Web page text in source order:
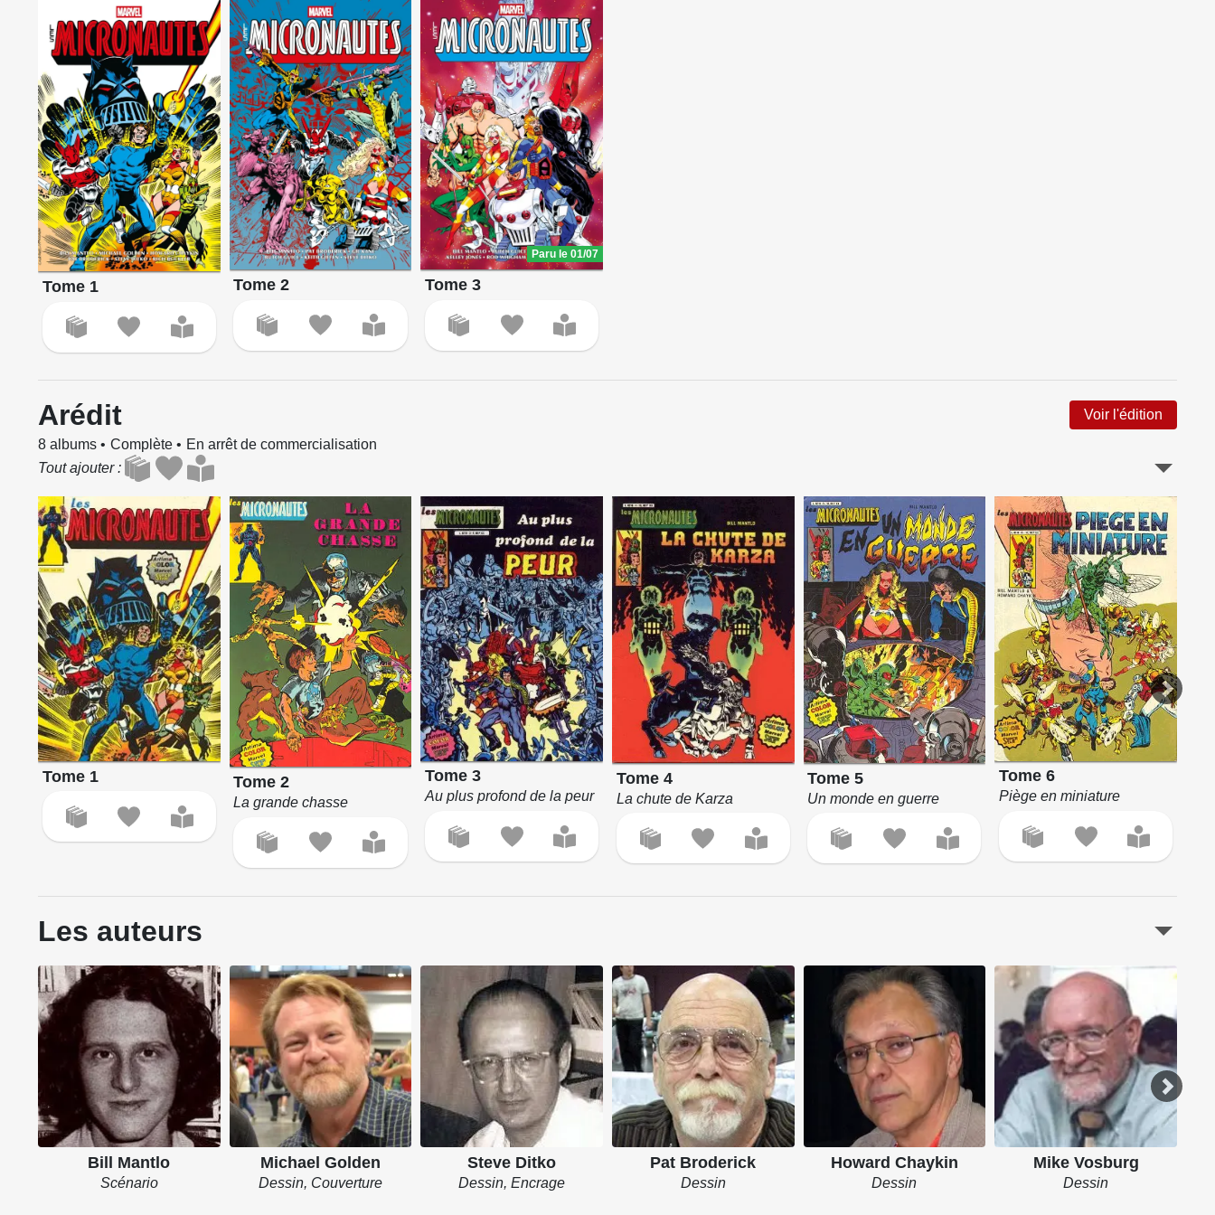
Tome 1 Tome 2
Paru le 01/07
Tome 3
Arédit
Voir l'édition
8 albums
Complète
En arrêt de commercialisation
Tout ajouter
Tome 1 Tome 2
La grande chasse
Tome 3
Au plus profond de la peur
Tome 4
La chute de Karza
Tome 5
Un monde en guerre
Tome 6
Piège en miniature
Les auteurs
Bill Mantlo
Scénario
Michael Golden
Dessin, Couverture
Steve Ditko
Dessin, Encrage
Pat Broderick
Dessin
Howard Chaykin
Dessin
Mike Vosburg
Dessin